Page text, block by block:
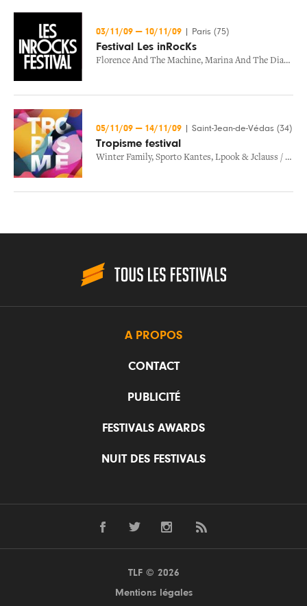
03/11/09 — 10/11/09 Paris (75)
Festival Les inRocKs
Florence And The Machine, Marina And The Diamonds
05/11/09 — 14/11/09 Saint-Jean-de-Védas (34)
Tropisme festival
Winter Family, Sporto Kantes, Lpook & Jclauss / Stimuline
A PROPOS
CONTACT
PUBLICITÉ
FESTIVALS AWARDS
NUIT DES FESTIVALS
TLF © 2026
Mentions légales